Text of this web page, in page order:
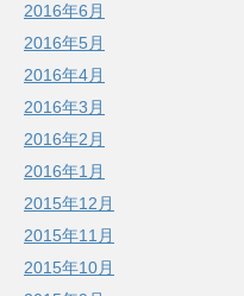
2016年6月
2016年5月
2016年4月
2016年3月
2016年2月
2016年1月
2015年12月
2015年11月
2015年10月